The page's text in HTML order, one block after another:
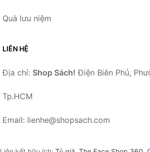
Quà lưu niệm
LIÊN HỆ
Địa chỉ: Shop Sách! Điện Biên Phủ,
Tp.HCM
Email: lienhe@shopsach.com